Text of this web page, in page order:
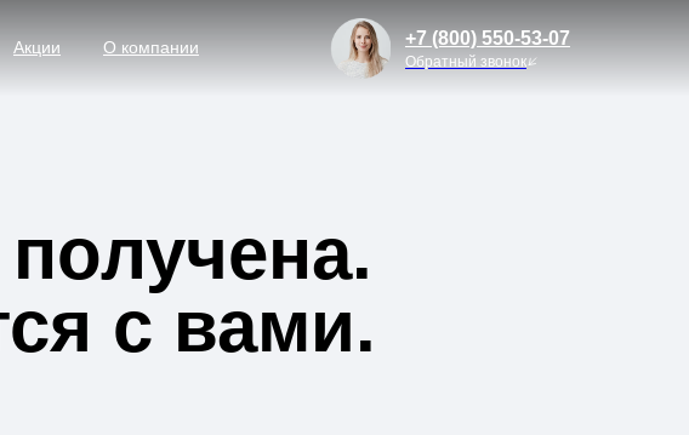
О компании
Акции +7 (800) 550-53-07
Обратный звонок
с вами.